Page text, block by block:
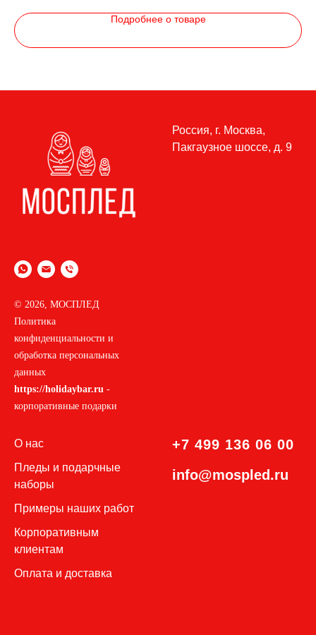
Подробнее о товаре
© 2026, МОСПЛЕД
Политика
конфиденциальности и
обработка персональных
данных
https://holidaybar.ru -
корпоративные подарки
Россия, г. Москва,
Пакгаузное шоссе, д. 9
О нас
Пледы и подарчные
наборы
П римеры наших работ
Корпоративным
клиентам
Оплата и доставка
+7 499 136 06 00
info@mospled.ru